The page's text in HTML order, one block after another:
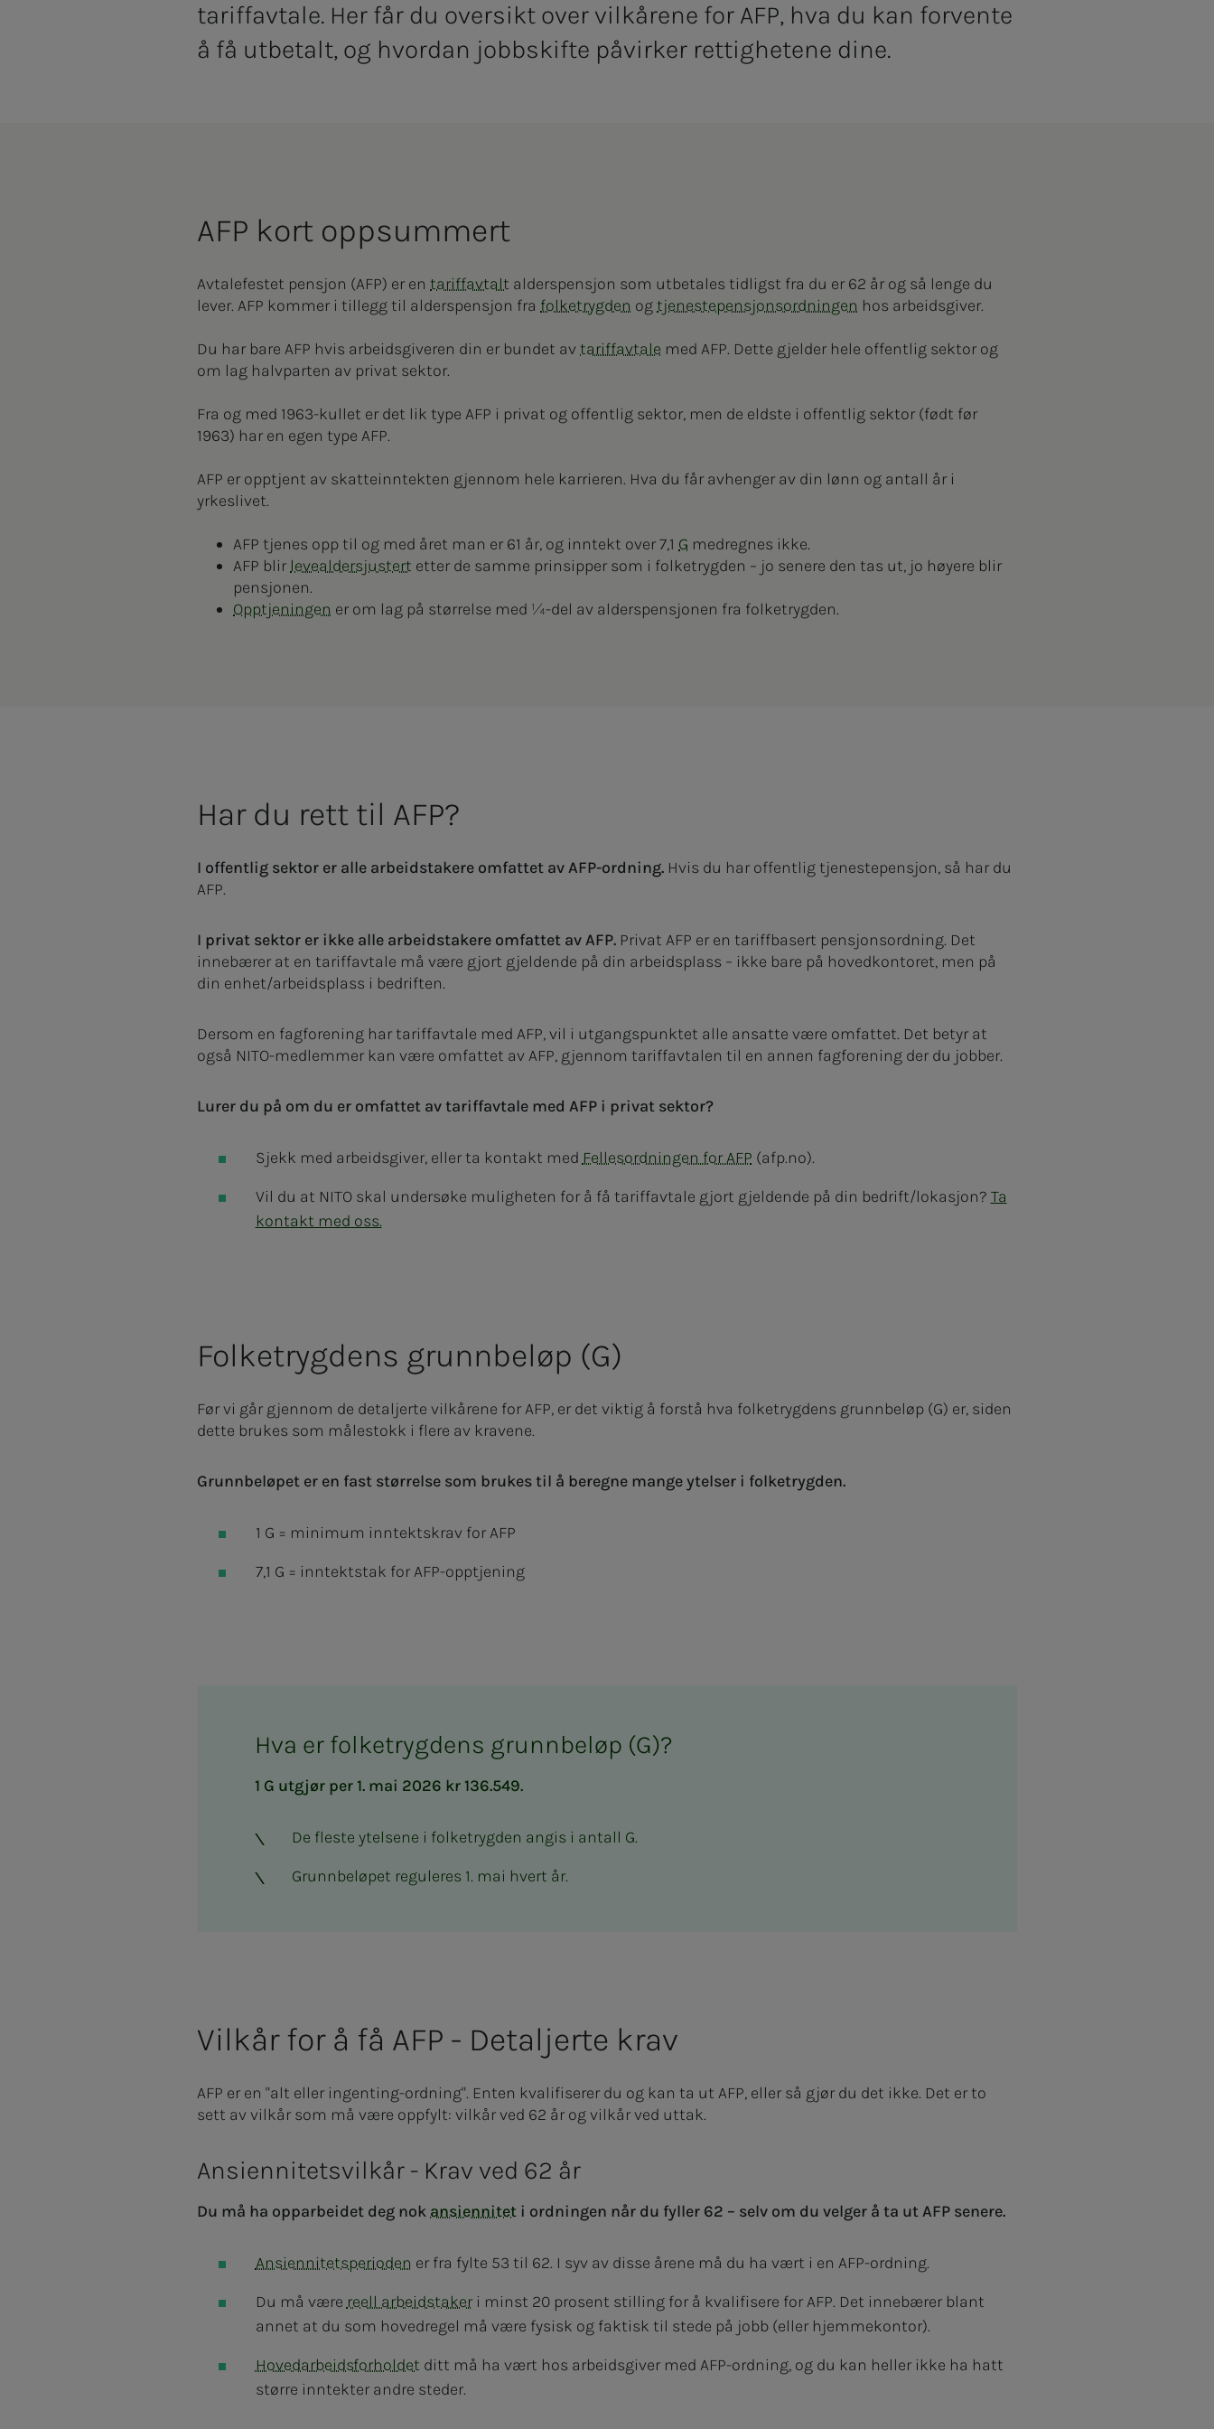
tariffavtale. Her får du oversikt over vilkårene for AFP, hva du kan forvente
å få utbetalt, og hvordan jobbskifte påvirker rettighetene dine.
AFP kort opp­­­sum­­­mert
Avtalefestet pensjon (AFP) er en tariffavtalt alderspensjon som utbetales tidligst fra du er 62 år og så lenge du
lever. AFP kommer i tillegg til alderspensjon fra folketrygden ogtjenestepensjonsordningen hos arbeidsgiver.
Du har bare AFP hvis arbeidsgiveren din er bundet avtariffavtale med AFP. Dette gjelder hele offentlig sektor og
om lag halvparten av privat sektor.
Fra og med 1963-kullet er det lik type AFP i privat og offentlig sektor, men de eldste i offentlig sektor (født før
1963) har en egen type AFP.
AFP er opptjent av skatteinntekten gjennom hele karrieren. Hva du får avhenger av din lønn og antall år i
yrkeslivet.
AFP tjenes opp til og med året man er 61 år, og inntekt over 7,1 G medregnes ikke.
AFP blir levealdersjustert etter de samme prinsipper som i folketrygden – jo senere den tas ut, jo høyere blir
pensjonen.
Opptjeningen er om lag på størrelse med ¼-del av alderspensjonen fra folketrygden.
Har du rett til AFP?
I offentlig sektor er alle arbeidstakere omfattet av AFP-ordning. Hvis du har offentlig tjenestepensjon, så har du
AFP.
I privat sektor er ikke alle arbeidstakere omfattet av AFP. Privat AFP er en tariffbasert pensjonsordning. Det
innebærer at en tariffavtale må være gjort gjeldende på din arbeidsplass – ikke bare på hovedkontoret, men på
din enhet/arbeidsplass i bedriften.
Dersom en fagforening har tariffavtale med AFP, vil i utgangspunktet alle ansatte være omfattet. Det betyr at
også NITO-medlemmer kan være omfattet av AFP, gjennom tariffavtalen til en annen fagforening der du jobber.
Lurer du på om du er omfattet av tariffavtale med AFP i privat sektor?
Sjekk med arbeidsgiver, eller ta kontakt med Fellesordningen for AFP (afp.no).
Vil du at NITO skal undersøke muligheten for å få tariffavtale gjort gjeldende på din bedrift/lokasjon? Ta
kontakt med oss.
Folketrygdens grunnbeløp (G)
Før vi går gjennom de detaljerte vilkårene for AFP, er det viktig å forstå hva folketrygdens grunnbeløp (G) er, siden
dette brukes som målestokk i flere av kravene.
Grunnbeløpet er en fast størrelse som brukes til å beregne mange ytelser i folketrygden.
1 G = minimum inntektskrav for AFP
7,1 G = inntektstak for AFP-opptjening
Hva er folketrygdens grunnbeløp (G)?
1 G utgjør per 1. mai 2026 kr 136.549.
De fleste ytelsene i folketrygden angis i antall G.
Grunnbeløpet reguleres 1. mai hvert år.
Vilkår for å få AFP - Detaljerte krav
AFP er en "alt eller ingenting-ordning". Enten kvalifiserer du og kan ta ut AFP, eller så gjør du det ikke. Det er to
sett av vilkår som må være oppfylt: vilkår ved 62 år og vilkår ved uttak.
Ansiennitetsvilkår - Krav ved 62 år
Du må ha opparbeidet deg nok ansiennitet i ordningen når du fyller 62 – selv om du velger å ta ut AFP senere.
Ansiennitetsperioden er fra fylte 53 til 62. I syv av disse årene må du ha vært i en AFP-ordning.
Du må være reell arbeidstakeri minst 20 prosent stilling for å kvalifisere for AFP. Det innebærer blant
annet at du som hovedregel må være fysisk og faktisk til stede på jobb (eller hjemmekontor).
Hovedarbeidsforholdet ditt må ha vært hos arbeidsgiver med AFP-ordning, og du kan heller ikke ha hatt
større inntekter andre steder.